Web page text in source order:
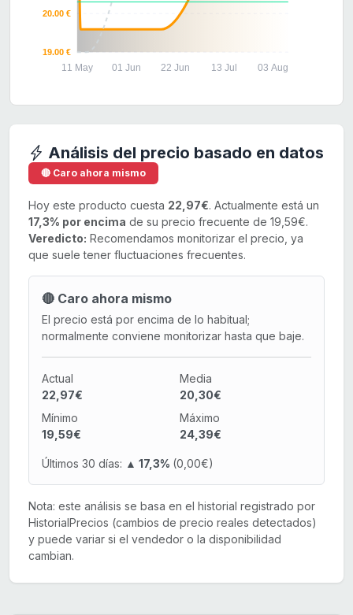
20.00 €
19.00 €
11 May 01 Jun 22 Jun 13 Jul 03 Aug
Análisis del precio basado en datos
🔴 Caro ahora mismo
Hoy este producto cuesta 22,97€. Actualmente está un
17,3% por encima de su precio frecuente de 19,59€.
Veredicto: Recomendamos monitorizar el precio, ya
que suele tener fluctuaciones frecuentes.
🔴 Caro ahora mismo
El precio está por encima de lo habitual;
normalmente conviene monitorizar hasta que baje.
Actual
22,97€
Media
20,30€
Mínimo
19,59€
Máximo
24,39€
Últimos 30 días: ▲ 17,3% (0,00€)
Nota: este análisis se basa en el historial registrado por
HistorialPrecios (cambios de precio reales detectados)
y puede variar si el vendedor o la disponibilidad
cambian.